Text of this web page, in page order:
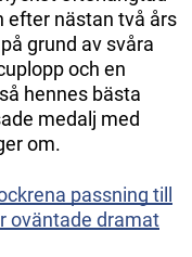
efter nästan två års
grund av svåra
och en
hennes bästa
medalj med
om.
passning till
oväntade dramat